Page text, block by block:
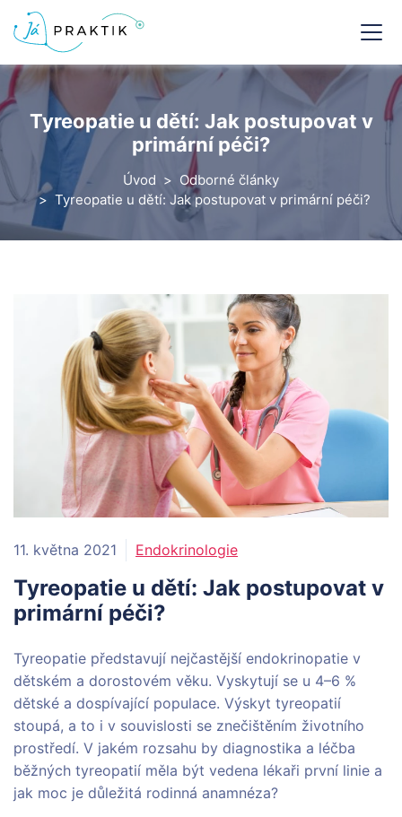
Tyreopatie u dětí: Jak postupovat v
primární péči?
Úvod
Odborné články
Tyreopatie u dětí: Jak postupovat v primární péči?
11. května 2021 Endokrinologie
Tyreopatie u dětí: Jak postupovat v
primární péči?
Tyreopatie představují nejčastější endokrinopatie v
dětském a dorostovém věku. Vyskytují se u 4–6 %
dětské a dospívající populace. Výskyt tyreopatií
stoupá, a to i v souvislosti se znečištěním životního
prostředí. V jakém rozsahu by diagnostika a léčba
běžných tyreopatií měla být vedena lékaři první linie a
jak moc je důležitá rodinná anamnéza?